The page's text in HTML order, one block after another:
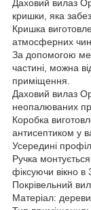
Даховий вилаз
кришки, яка
Кришка
атмосферних
За допомогою
частині, можна
приміщення.
Даховий вилаз
неопалюваних
Коробка
антисептиком у
Усередині
Ручка
фіксуючи вікно в
Покрівельний
Матеріал: